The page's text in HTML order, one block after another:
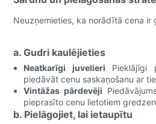
Neuzņemieties, ka norādītā cena ir
a. Gudri kaulējieties
Neatkarīgi juvelieri Pieklājīgi
piedāvāt cenu saskaņošanu ar
Vintāžas pārdevēji
pieprasīto cenu lietotiem
b. Pielāgojiet, lai ietaupītu